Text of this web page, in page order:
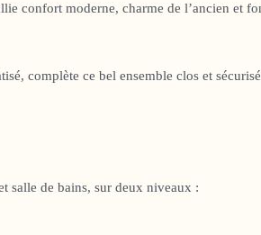
confort moderne, charme de l’ancien et
complète ce bel ensemble clos et
salle de bains, sur deux niveaux :